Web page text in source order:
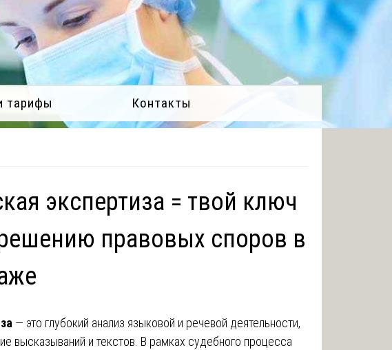
тарифы Контакты
экспертиза = твой ключ
правовых споров в
— это глубокий анализ языковой и речевой деятельности,
высказываний и текстов. В рамках судебного процесса